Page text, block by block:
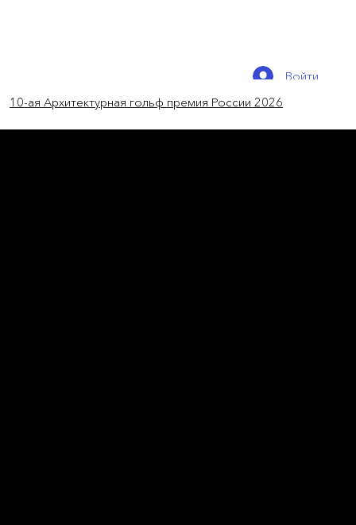
Войти
10-ая Архитектурная гольф премия России 2026